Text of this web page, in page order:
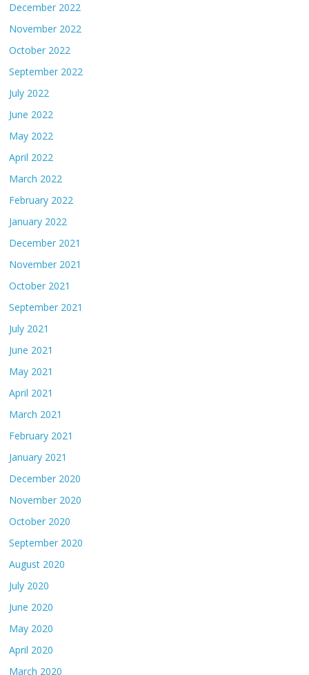
December 2022
November 2022
October 2022
September 2022
July 2022
June 2022
May 2022
April 2022
March 2022
February 2022
January 2022
December 2021
November 2021
October 2021
September 2021
July 2021
June 2021
May 2021
April 2021
March 2021
February 2021
January 2021
December 2020
November 2020
October 2020
September 2020
August 2020
July 2020
June 2020
May 2020
April 2020
March 2020